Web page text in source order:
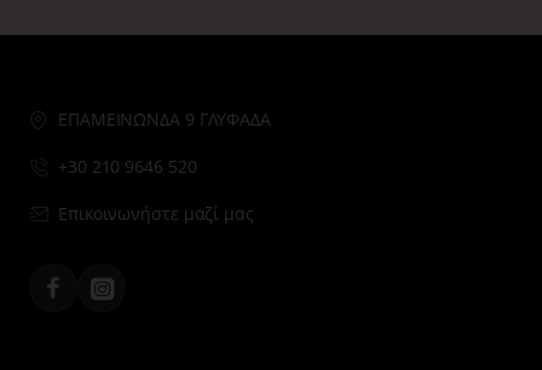
ΕΠΑΜΕΙΝΩΝΔΑ 9 ΓΛΥΦΑΔΑ
+30 210 9646 520
Επικοινωνήστε μαζί μας
FacebookInstagram